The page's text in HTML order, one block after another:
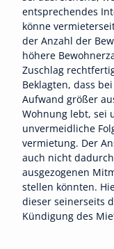
entsprechendes
könne
der Anzahl der
höhere
Zuschlag
Beklagten, dass
Aufwand größer
Wohnung lebt, sei
unvermeidliche
vermietung. Der
auch nicht
ausgezogenen
stellen könnten.
dieser seinerseits
Kündigung des